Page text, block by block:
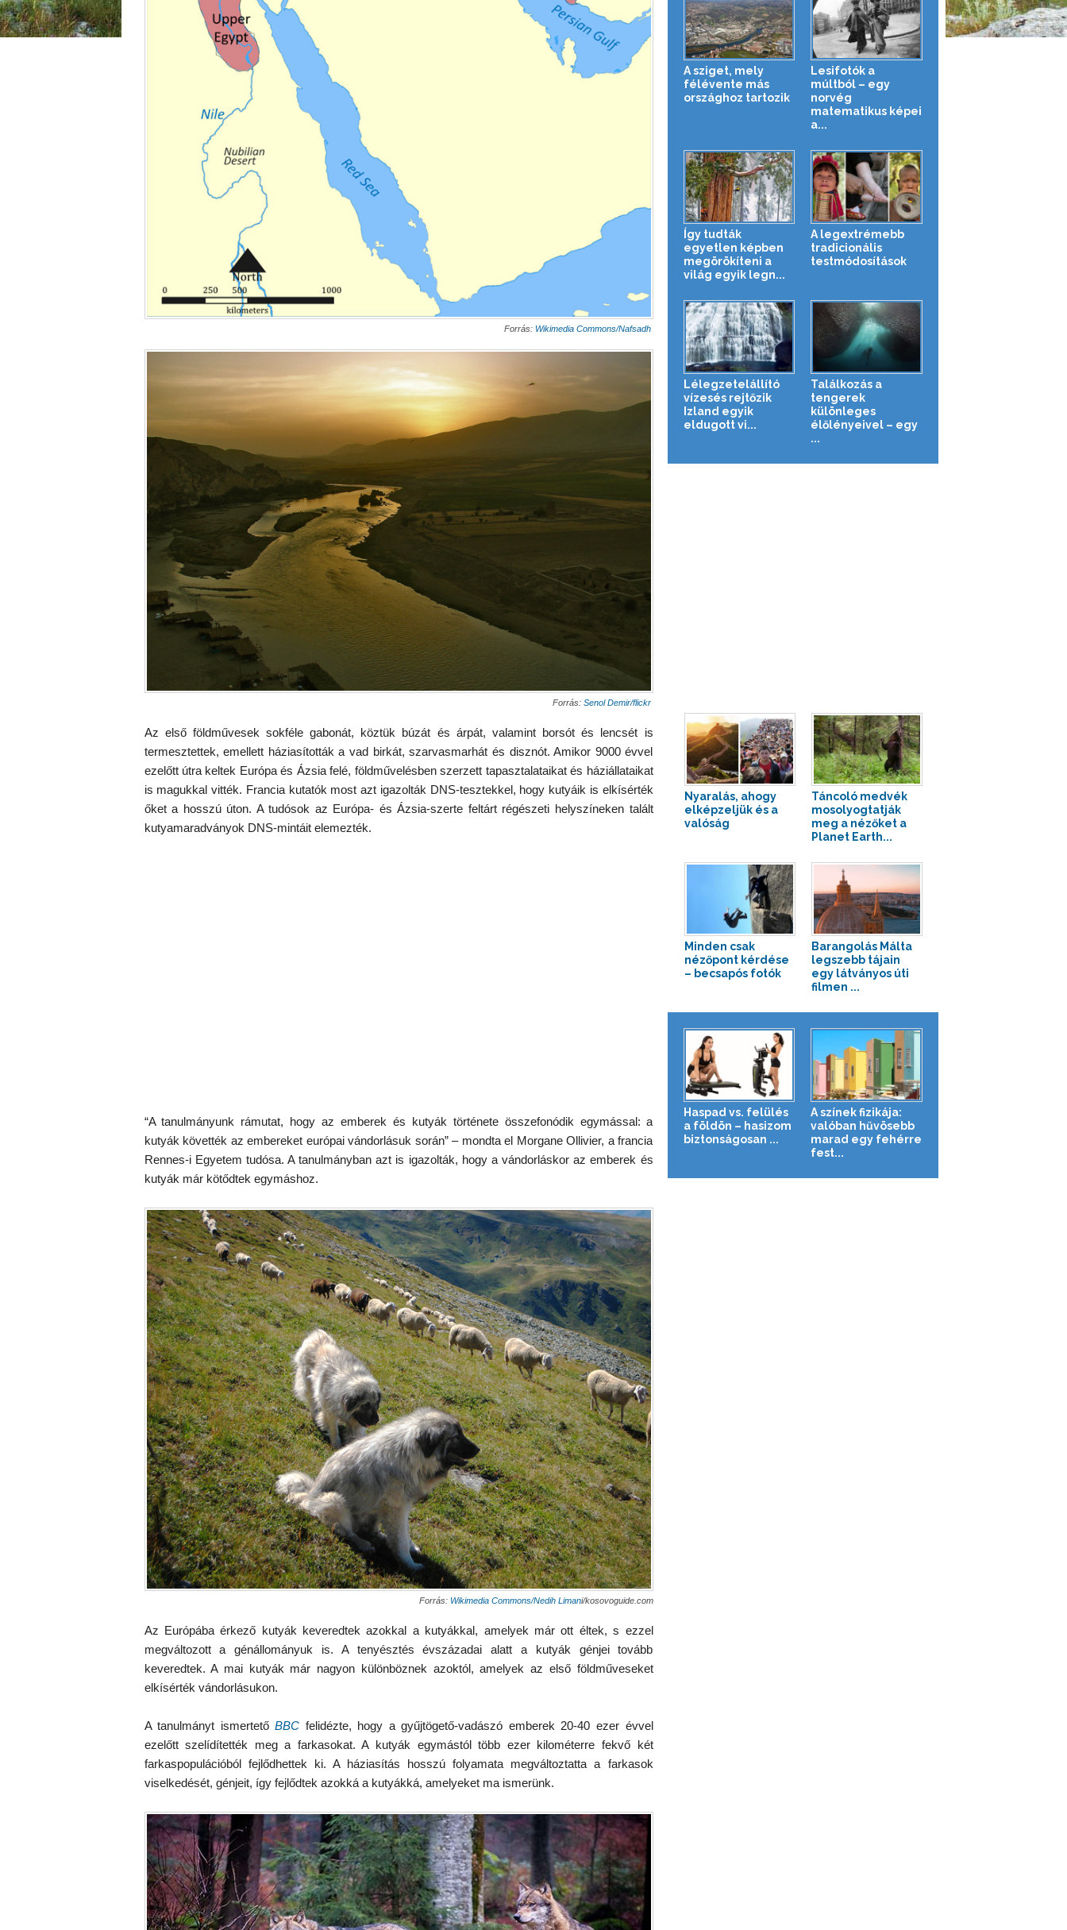
Forrás: Wikimedia Commons/Nafsadh
Forrás:Senol Demir/flickr
Az első földművesek sokféle gabonát, köztük búzát és árpát, valamint borsót és lencsét is
termesztettek, emellett háziasították a vad birkát, szarvasmarhát és disznót. Amikor 9000 évvel
ezelőtt útra keltek Európa és Ázsia felé, földművelésben szerzett tapasztalataikat és háziállataikat
is magukkal vitték. Francia kutatók most azt igazolták DNS-tesztekkel, hogy kutyáik is elkísérték
őket a hosszú úton. A tudósok az Európa- és Ázsia-szerte feltárt régészeti helyszíneken talált
kutyamaradványok DNS-mintáit elemezték.
“A tanulmányunk rámutat, hogy az emberek és kutyák története összefonódik egymással: a
kutyák követték az embereket európai vándorlásuk során” – mondta el Morgane Ollivier, a francia
Rennes-i Egyetem tudósa. A tanulmányban azt is igazolták, hogy a vándorláskor az emberek és
kutyák már kötődtek egymáshoz.
Forrás: Wikimedia Commons/Nedih Limani/kosovoguide.com
Az Európába érkező kutyák keveredtek azokkal a kutyákkal, amelyek már ott éltek, s ezzel
megváltozott a génállományuk is. A tenyésztés évszázadai alatt a kutyák génjei tovább
keveredtek. A mai kutyák már nagyon különböznek azoktól, amelyek az első földműveseket
elkísérték vándorlásukon.
A tanulmányt ismertetőBBC felidézte, hogy a gyűjtögető-vadászó emberek 20-40 ezer évvel
ezelőtt szelídítették meg a farkasokat. A kutyák egymástól több ezer kilométerre fekvő két
farkaspopulációból fejlődhettek ki. A háziasítás hosszú folyamata megváltoztatta a farkasok
viselkedését, génjeit, így fejlődtek azokká a kutyákká, amelyeket ma ismerünk.
A sziget, mely
félévente más
országhoz tartozik
Lesifotók a
múltból – egy
norvég
matematikus képei
a...
Így tudták
egyetlen képben
megörökíteni a
világ egyik legn...
A legextrémebb
tradicionális
testmódosítások
Lélegzetelállító
vízesés rejtőzik
Izland egyik
eldugott vi...
Találkozás a
tengerek
különleges
élőlényeivel – egy
...
Nyaralás, ahogy
elképzeljük és a
valóság
Táncoló medvék
mosolyogtatják
meg a nézőket a
Planet Earth...
Minden csak
nézőpont kérdése
– becsapós fotók
Barangolás Málta
legszebb tájain
egy látványos úti
filmen ...
Haspad vs. felülés
a földön – hasizom
biztonságosan ...
A színek fizikája:
valóban hűvösebb
marad egy fehérre
fest...